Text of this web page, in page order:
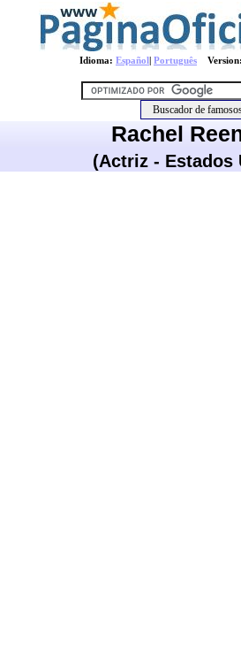
Idioma: Español| Português Version:
Rachel
(Actriz - Estados